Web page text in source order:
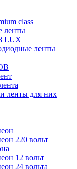
class
ленты
LUX
ленты
ленты для них
220 вольт
12 вольт
24 вольта